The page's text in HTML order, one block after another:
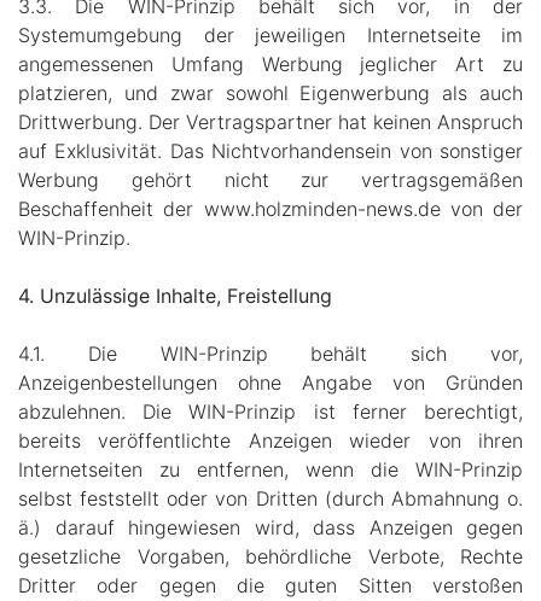
3.3. Die WIN-Prinzip behält sich vor, in der
Systemumgebung der jeweiligen Internetseite im
angemessenen Umfang Werbung jeglicher Art zu
platzieren, und zwar sowohl Eigenwerbung als auch
Drittwerbung. Der Vertragspartner hat keinen Anspruch
auf Exklusivität. Das Nichtvorhandensein von sonstiger
Werbung gehört nicht zur vertragsgemäßen
Beschaffenheit der www.holzminden-news.de von der
WIN-Prinzip.
4. Unzulässige Inhalte, Freistellung
4.1. Die WIN-Prinzip behält sich vor,
Anzeigenbestellungen ohne Angabe von Gründen
abzulehnen. Die WIN-Prinzip ist ferner berechtigt,
bereits veröffentlichte Anzeigen wieder von ihren
Internetseiten zu entfernen, wenn die WIN-Prinzip
selbst feststellt oder von Dritten (durch Abmahnung o.
ä.) darauf hingewiesen wird, dass Anzeigen gegen
gesetzliche Vorgaben, behördliche Verbote, Rechte
Dritter oder gegen die guten Sitten verstoßen